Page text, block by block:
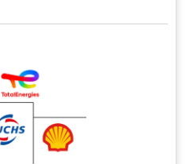
reuso requer atribuição conforme CC BY 4.0.